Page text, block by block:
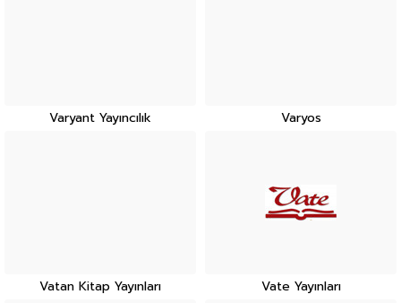
Varyant Yayıncılık Varyos
Vatan Kitap Yayınları Vate Yayınları